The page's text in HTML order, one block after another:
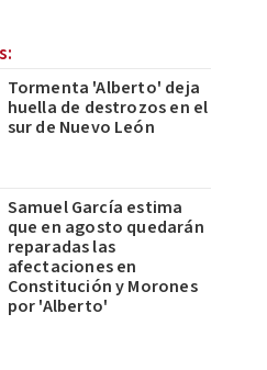
Tormenta 'Alberto' deja
huella de destrozos en el
sur de Nuevo León
Samuel García estima
que en agosto quedarán
reparadas las
afectaciones en
Constitución y Morones
por 'Alberto'